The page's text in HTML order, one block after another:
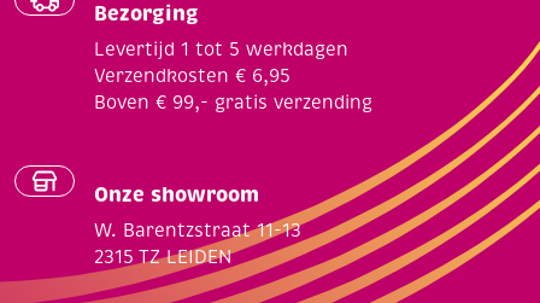
Bezorging
Levertijd 1 tot 5 werkdagen
Verzendkosten € 6,95
Boven € 99,- gratis verzending
Onze showroom
W. Barentzstraat 11-13
2315 TZ LEIDEN